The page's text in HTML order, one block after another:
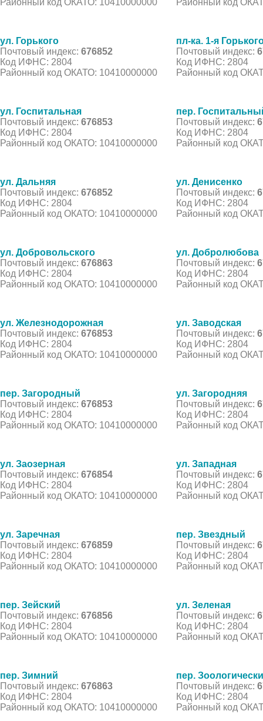
ул. Горького
Почтовый индекс: 676852
Код ИФНС: 2804
Районный код ОКАТО: 10410000000
пл-ка. 1-я
Почтовый индекс:
Код ИФНС: 2804
Районный код
ул. Госпитальная
Почтовый индекс: 676853
Код ИФНС: 2804
Районный код ОКАТО: 10410000000
пер.
Почтовый индекс:
Код ИФНС: 2804
Районный код
ул. Дальняя
Почтовый индекс: 676852
Код ИФНС: 2804
Районный код ОКАТО: 10410000000
ул. Денисенко
Почтовый индекс:
Код ИФНС: 2804
Районный код
ул. Добровольского
Почтовый индекс: 676863
Код ИФНС: 2804
Районный код ОКАТО: 10410000000
ул. Добролюбова
Почтовый индекс:
Код ИФНС: 2804
Районный код
ул. Железнодорожная
Почтовый индекс: 676853
Код ИФНС: 2804
Районный код ОКАТО: 10410000000
ул. Заводская
Почтовый индекс:
Код ИФНС: 2804
Районный код
пер. Загородный
Почтовый индекс: 676853
Код ИФНС: 2804
Районный код ОКАТО: 10410000000
ул. Загородняя
Почтовый индекс:
Код ИФНС: 2804
Районный код
ул. Заозерная
Почтовый индекс: 676854
Код ИФНС: 2804
Районный код ОКАТО: 10410000000
ул. Западная
Почтовый индекс:
Код ИФНС: 2804
Районный код
ул. Заречная
Почтовый индекс: 676859
Код ИФНС: 2804
Районный код ОКАТО: 10410000000
пер. Звездный
Почтовый индекс:
Код ИФНС: 2804
Районный код
пер. Зейский
Почтовый индекс: 676856
Код ИФНС: 2804
Районный код ОКАТО: 10410000000
ул. Зеленая
Почтовый индекс:
Код ИФНС: 2804
Районный код
пер. Зимний
Почтовый индекс: 676863
Код ИФНС: 2804
Районный код ОКАТО: 10410000000
пер.
Почтовый индекс:
Код ИФНС: 2804
Районный код